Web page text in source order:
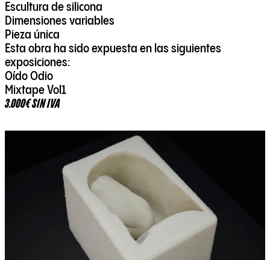
Escultura de silicona
Dimensiones variables
Pieza única
Esta obra ha sido expuesta en las siguientes
exposiciones:
Oído Odio
Mixtape Vol1
3.000€ SIN IVA